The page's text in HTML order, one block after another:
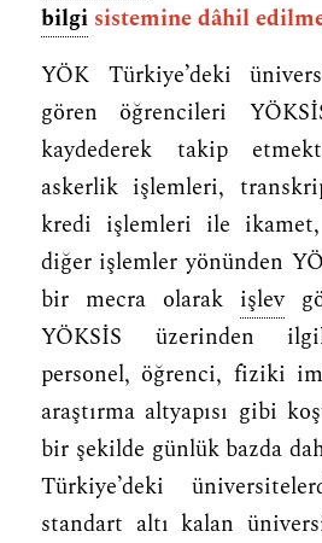
bilgisistemine dâhil
YÖK Türkiye’deki
gören öğrencileri
kaydederek takip
askerlik işlemleri,
kredi işlemleri ile ikamet,
diğer işlemler yönünden
bir mecra olarak işlev
YÖKSİS üzerinden
personel, öğrenci, fiziki
araştırma altyapısı gibi
bir şekilde günlük bazda
Türkiye’deki
standart altı kalan